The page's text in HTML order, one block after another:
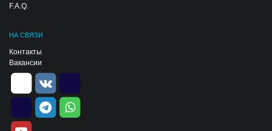
F.A.Q.
НА СВЯЗИ
Контакты
Вакансии